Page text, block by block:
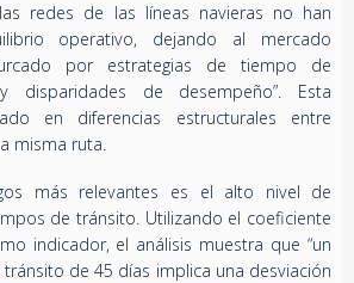
redes de las líneas navieras no han
operativo, dejando al mercado
por estrategias de tiempo de
disparidades de desempeño”. Esta
en diferencias estructurales entre
misma ruta.
más relevantes es el alto nivel de
de tránsito. Utilizando el coeficiente
indicador, el análisis muestra que “un
tránsito de 45 días implica una desviación